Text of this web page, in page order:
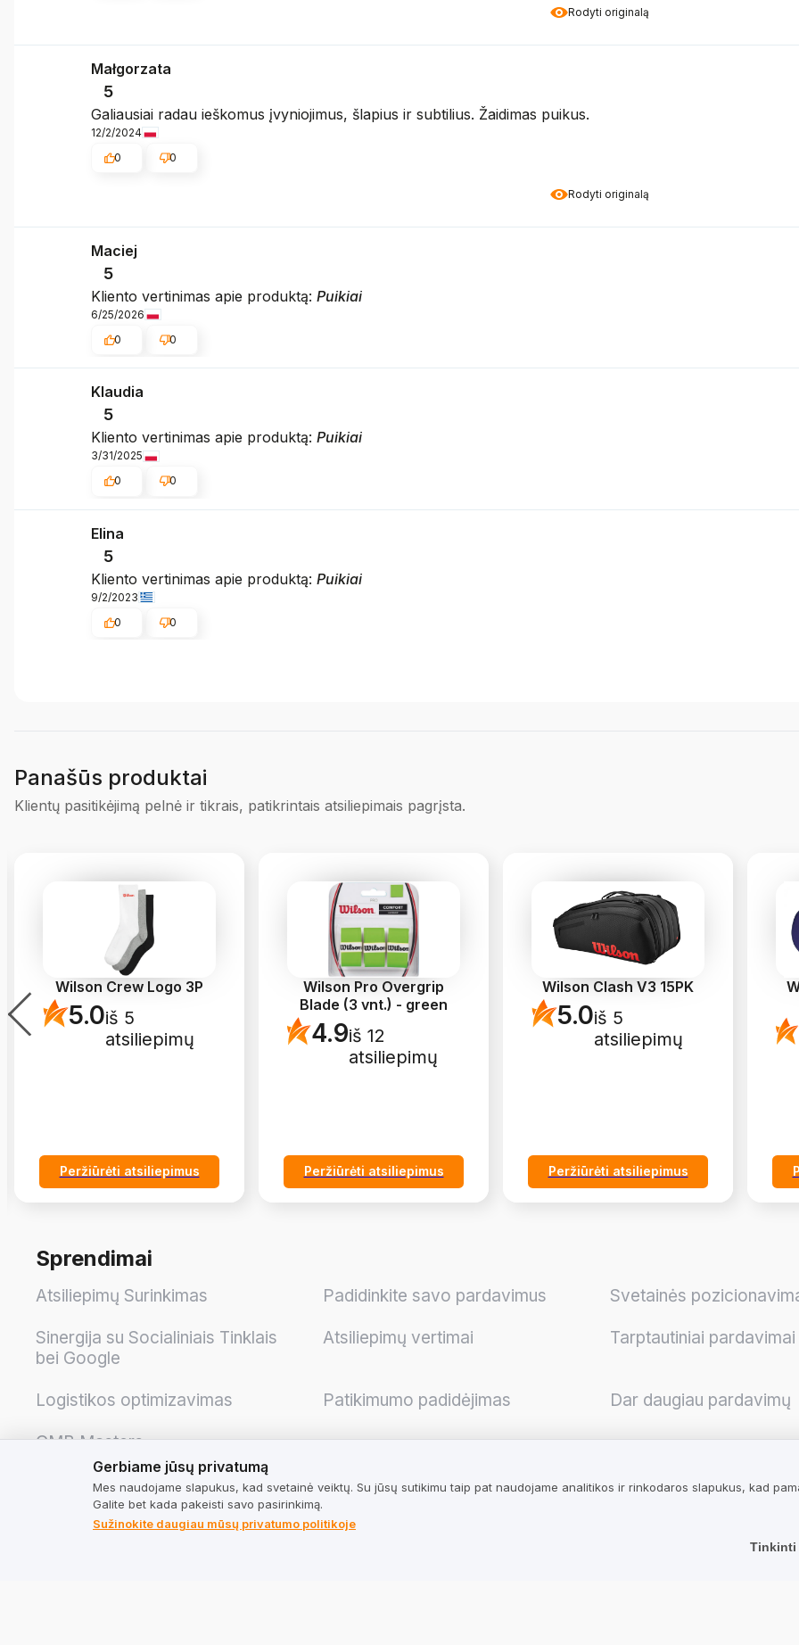
Rodyti originalą
Rodyti originalą
Małgorzata
5
Galiausiai radau ieškomus įvyniojimus, šlapius ir subtilius. Žaidimas puikus.
12/2/2024
0
0
Maciej
5
Kliento vertinimas apie produktą: Puikiai
6/25/2026
0
0
Klaudia
5
Kliento vertinimas apie produktą: Puikiai
3/31/2025
0
0
Elina
5
Kliento vertinimas apie produktą: Puikiai
9/2/2023
0
0
Panašūs produktai
Klientų pasitikėjimą pelnė ir tikrais, patikrintais atsiliepimais pagrįsta.
Wilson Crew Logo 3P
5.0iš 5
atsiliepimų
Peržiūrėti atsiliepimus
Wilson Pro Overgrip
Blade (3 vnt.) - green
4.9iš 12
atsiliepimų
Peržiūrėti atsiliepimus
Wilson Clash V3 15PK
5.0iš 5
atsiliepimų
Peržiūrėti atsiliepimus
Sprendimai
Atsiliepimų Surinkimas Padidinkite savo pardavimus Svetainės
Sinergija su Socialiniais Tinklais
bei Google
Atsiliepimų vertimai Tarptautiniai pardavimai
Logistikos optimizavimas Patikimumo padidėjimas Dar daugiau pardavimų
GMB Masters
Gerbiame jūsų privatumą
Mes naudojame slapukus, kad svetainė veiktų. Su jūsų sutikimu taip pat naudojame analitikos ir rinkodaros slapukus, kad
Galite bet kada pakeisti savo pasirinkimą.
Sužinokite daugiau mūsų privatumo politikoje
Tinkinti